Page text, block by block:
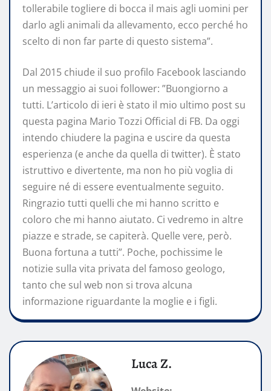
tollerabile togliere di bocca il mais agli uomini per
darlo agli animali da allevamento, ecco perché ho
scelto di non far parte di questo sistema”.
Dal 2015 chiude il suo profilo Facebook lasciando
un messaggio ai suoi follower: ”Buongiorno a
tutti. L’articolo di ieri è stato il mio ultimo post su
questa pagina Mario Tozzi Official di FB. Da oggi
intendo chiudere la pagina e uscire da questa
esperienza (e anche da quella di twitter). È stato
istruttivo e divertente, ma non ho più voglia di
seguire né di essere eventualmente seguito.
Ringrazio tutti quelli che mi hanno scritto e
coloro che mi hanno aiutato. Ci vedremo in altre
piazze e strade, se capiterà. Quelle vere, però.
Buona fortuna a tutti”. Poche, pochissime le
notizie sulla vita privata del famoso geologo,
tanto che sul web non si trova alcuna
informazione riguardante la moglie e i figli.
Luca Z.